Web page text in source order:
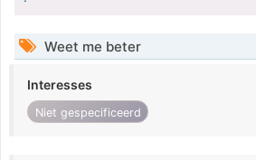
Weet me beter
Interesses
Niet gespecificeerd